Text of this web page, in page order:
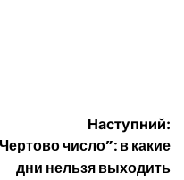
Наступний:
число”: в какие
дни нельзя выходить